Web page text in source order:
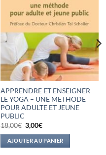
APPRENDRE ET ENSEIGNER
LE YOGA – UNE METHODE
POUR ADULTE ET JEUNE
PUBLIC
18,00€ Le
prix
initial
était :
18,00€.
3,00€Le
actuel
est :
3,00€.
AJOUTER AU PANIER